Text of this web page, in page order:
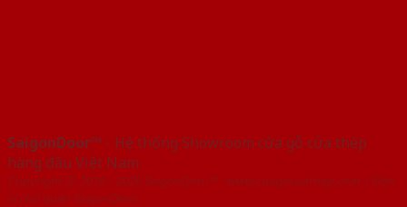
SaigonDoor™ - Hệ thống Showroom cửa gỗ cửa thép
hàng đầu Việt Nam
Copyright ⓒ 2016 – 2026 SaigonDoor™ - www.cuagocuathep.com | Đơn
vị chủ quản SaigonDoor